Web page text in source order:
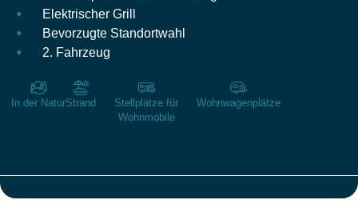
Elektrischer Grill
Bevorzugte Standortwahl
2. Fahrzeug
In der NaturStrand
Stellplätze für
Wohnmobile
Wohnwagenplätze